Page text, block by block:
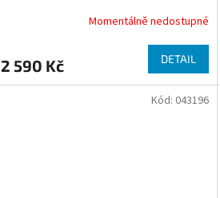
R
M
A
Momentálně nedostupné
2 590 Kč DETAIL
Kód: 043196